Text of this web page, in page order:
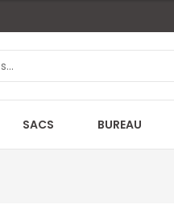
SACS BUREAU